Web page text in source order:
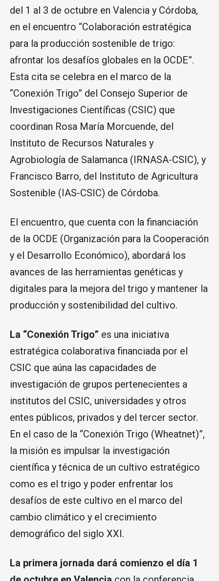
del 1 al 3 de octubre en Valencia y Córdoba,
en el encuentro “Colaboración estratégica
para la producción sostenible de trigo:
afrontar los desafíos globales en la OCDE”.
Esta cita se celebra en el marco de la
“Conexión Trigo” del Consejo Superior de
Investigaciones Científicas (CSIC) que
coordinan Rosa María Morcuende, del
Instituto de Recursos Naturales y
Agrobiología de Salamanca (IRNASA-CSIC), y
Francisco Barro, del Instituto de Agricultura
Sostenible (IAS-CSIC) de Córdoba.
El encuentro, que cuenta con la financiación
de la OCDE (Organización para la Cooperación
y el Desarrollo Económico), abordará los
avances de las herramientas genéticas y
digitales para la mejora del trigo y mantener la
producción y sostenibilidad del cultivo.
La “Conexión Trigo” es una iniciativa
estratégica colaborativa financiada por el
CSIC que aúna las capacidades de
investigación de grupos pertenecientes a
institutos del CSIC, universidades y otros
entes públicos, privados y del tercer sector.
En el caso de la “Conexión Trigo (Wheatnet)”,
la misión es impulsar la investigación
científica y técnica de un cultivo estratégico
como es el trigo y poder enfrentar los
desafíos de este cultivo en el marco del
cambio climático y el crecimiento
demográfico del siglo XXI.
La primera jornada dará comienzo el día 1